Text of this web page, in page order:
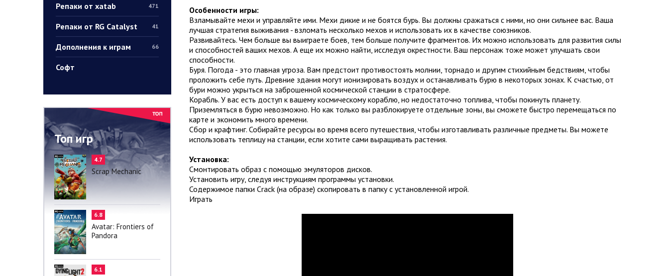
Репаки от xatab 471
Репаки от RG Catalyst 41
Дополнения к играм 66
Софт
Топ игр
4.7
Scrap Mechanic
6.8
Avatar: Frontiers of
Pandora
6.1
Особенности игры:
Взламывайте мехи и управляйте ими. Мехи дикие и не боятся бурь. Вы должны сражаться с ними, но они сильнее вас. Ваша
лучшая стратегия выживания - взломать несколько мехов и использовать их в качестве союзников.
Развивайтесь. Чем больше вы выиграете боев, тем больше получите фрагментов. Их можно использовать для развития силы
и способностей ваших мехов. А еще их можно найти, исследуя окрестности. Ваш персонаж тоже может улучшать свои
способности.
Буря. Погода - это главная угроза. Вам предстоит противостоять молнии, торнадо и другим стихийным бедствиям, чтобы
проложить себе путь. Древние здания могут ионизировать воздух и останавливать бурю в некоторых зонах. К счастью, от
бури можно укрыться на заброшенной космической станции в стратосфере.
Корабль. У вас есть доступ к вашему космическому кораблю, но недостаточно топлива, чтобы покинуть планету.
Приземляться в бурю невозможно. Но как только вы разблокируете отдельные зоны, вы сможете быстро перемещаться по
карте и экономить много времени.
Сбор и крафтинг. Собирайте ресурсы во время всего путешествия, чтобы изготавливать различные предметы. Вы можете
использовать теплицу на станции, если хотите сами выращивать растения.
Установка:
Смонтировать образ с помощью эмуляторов дисков.
Установить игру, следуя инструкциям программы установки.
Содержимое папки Crack (на образе) скопировать в папку с установленной игрой.
Играть